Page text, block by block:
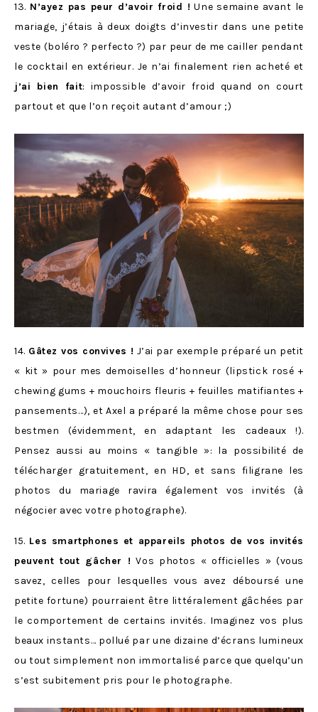
13. N’ayez pas peur d’avoir froid ! Une semaine avant le
mariage, j’étais à deux doigts d’investir dans une petite
veste (boléro ? perfecto ?) par peur de me cailler pendant
le cocktail en extérieur. Je n’ai finalement rien acheté et
j’ai bien fait: impossible d’avoir froid quand on court
partout et que l’on reçoit autant d’amour ;)
14. Gâtez vos convives ! J’ai par exemple préparé un petit
« kit » pour mes demoiselles d’honneur (lipstick rosé +
chewing gums + mouchoirs fleuris + feuilles matifiantes +
pansements…), et Axel a préparé la même chose pour ses
bestmen (évidemment, en adaptant les cadeaux !).
Pensez aussi au moins « tangible »: la possibilité de
télécharger gratuitement, en HD, et sans filigrane les
photos du mariage ravira également vos invités (à
négocier avec votre photographe).
15. Les smartphones et appareils photos de vos invités
peuvent tout gâcher ! Vos photos « officielles » (vous
savez, celles pour lesquelles vous avez déboursé une
petite fortune) pourraient être littéralement gâchées par
le comportement de certains invités. Imaginez vos plus
beaux instants… pollué par une dizaine d’écrans lumineux
ou tout simplement non immortalisé parce que quelqu’un
s’est subitement pris pour le photographe.